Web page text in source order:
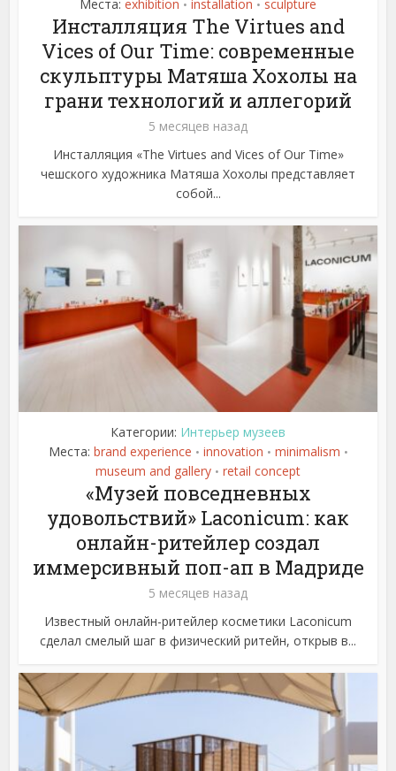
Места: exhibition • installation • sculpture
Инсталляция The Virtues and
Vices of Our Time: современные
скульптуры Матяша Хохолы на
грани технологий и аллегорий
5 месяцев назад
Инсталляция «The Virtues and Vices of Our Time»
чешского художника Матяша Хохолы представляет
собой...
Категории: Интерьер музеев
Места: brand experience • innovation • minimalism •
museum and gallery • retail concept
«Музей повседневных
удовольствий» Laconicum: как
онлайн-ритейлер создал
иммерсивный поп-ап в Мадриде
5 месяцев назад
Известный онлайн-ритейлер косметики Laconicum
сделал смелый шаг в физический ритейн, открыв в...